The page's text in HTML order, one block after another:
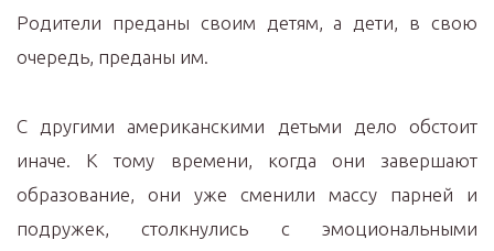
Родители преданы своим детям, а дети, в свою
очередь, преданы им.
С другими американскими детьми дело обстоит
иначе. К тому времени, когда они завершают
образование, они уже сменили массу парней и
подружек, столкнулись с эмоциональными